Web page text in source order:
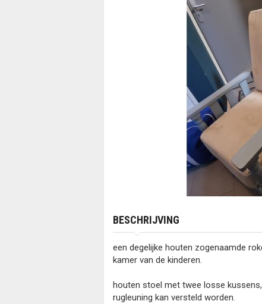
BESCHRIJVING
een degelijke houten zogenaamde
kamer van de kinderen.
houten stoel met twee losse
rugleuning kan versteld worden.